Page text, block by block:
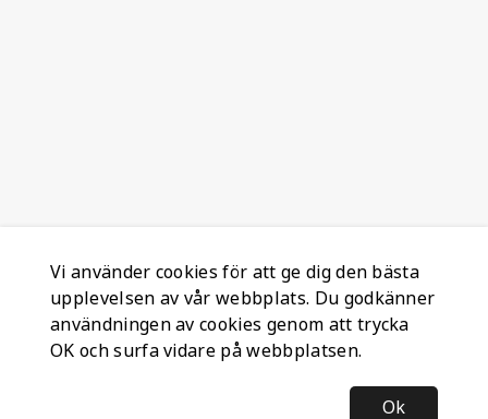
Vi använder cookies för att ge dig den bästa
upplevelsen av vår webbplats. Du godkänner
användningen av cookies genom att trycka
OK och surfa vidare på webbplatsen.
Ok